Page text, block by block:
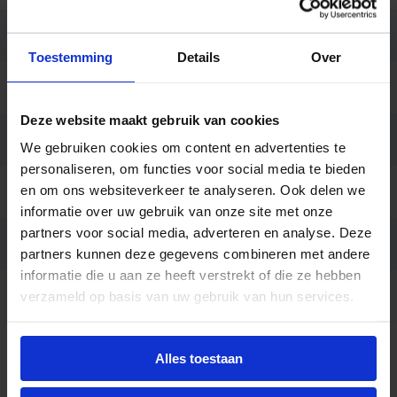
Toestemming Details Over
Deze website maakt gebruik van cookies
We gebruiken cookies om content en advertenties te
personaliseren, om functies voor social media te bieden
en om ons websiteverkeer te analyseren. Ook delen we
informatie over uw gebruik van onze site met onze
partners voor social media, adverteren en analyse. Deze
partners kunnen deze gegevens combineren met andere
informatie die u aan ze heeft verstrekt of die ze hebben
verzameld op basis van uw gebruik van hun services.
Alles toestaan
Behuizing Polycarbonaat
Kleur
Montage Opbouw, Pendel
Aansluiting Insteekconnector
Garantie
Code LU063042